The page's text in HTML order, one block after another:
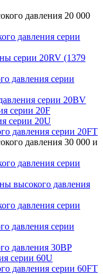
давления 20 000
давления серии
серии 20RV (1379
давления серии
серии 20BV
серии 20F
серии 20U
давления серии 20FT
давления 30 000 и
давления серии
высокого давления
давления серии
давления серии
давления 30BP
серии 60U
давления серии 60FT